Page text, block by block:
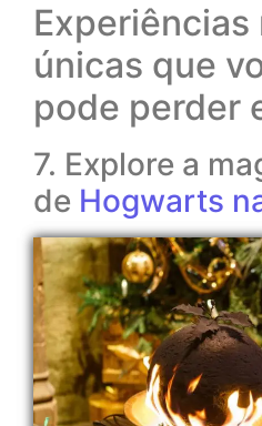
Experiências
únicas que
pode perder
7. Explore a
de Hogwarts